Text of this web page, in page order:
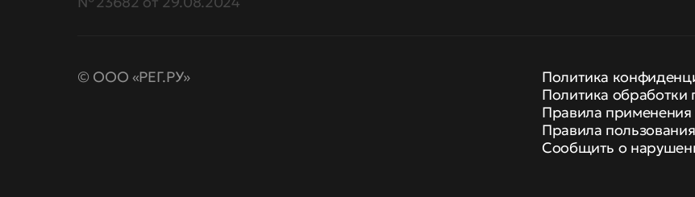
© ООО «РЕГ.РУ»
Политика
Политика обработки
Правила применения
Правила пользования
Сообщить о